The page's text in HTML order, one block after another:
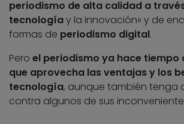
periodismo de alta calidad a
tecnologíay la innovación» y de
formas de periodismo digital.
Pero el periodismo ya hace tiempo
que aprovecha las ventajas y los
tecnología, aunque también tenga
contra algunos de sus